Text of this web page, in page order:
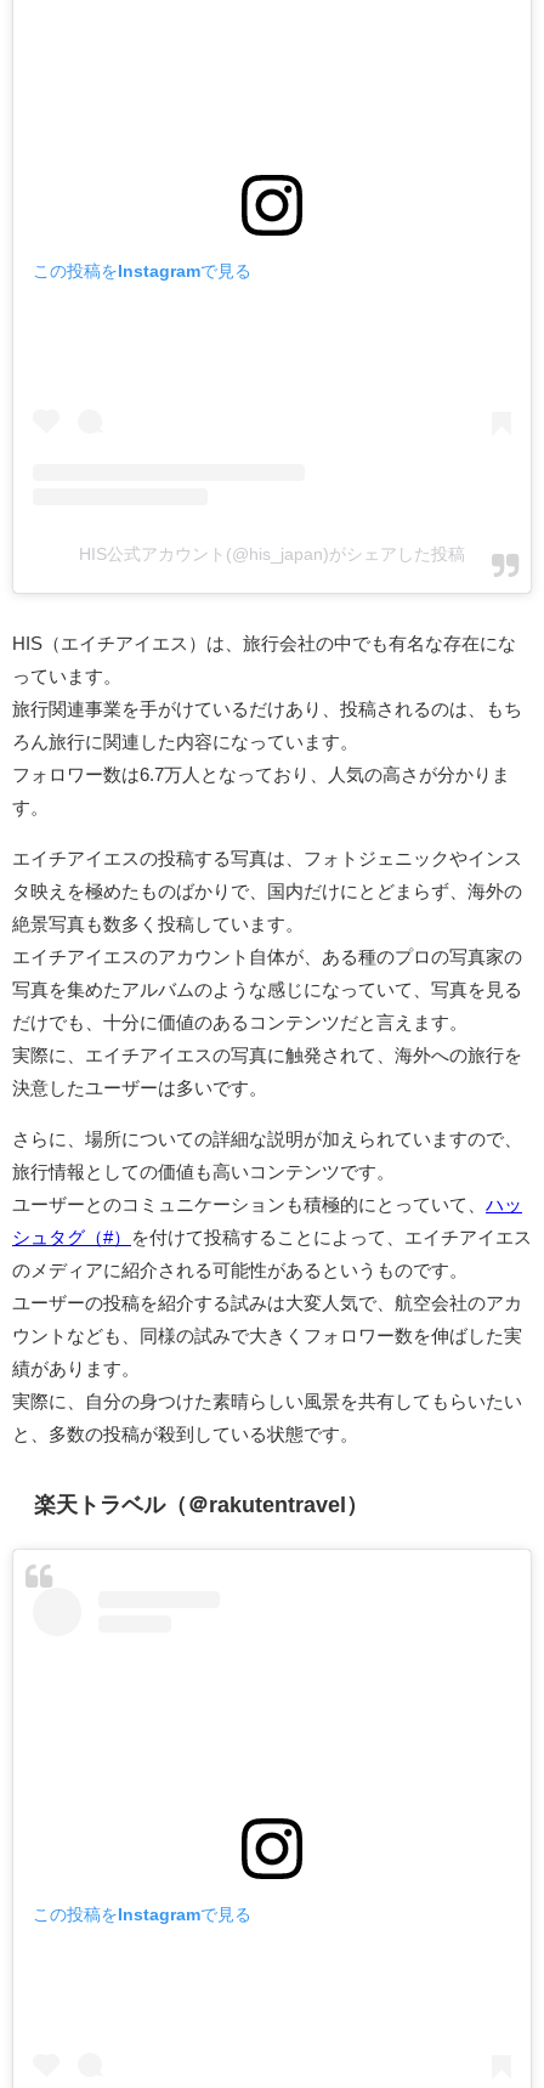
この投稿をInstagramで見る
HIS公式アカウント(@his_japan)がシェアした投稿
HIS（エイチアイエス）は、旅行会社の中でも有名な存在にな
っています。
旅行関連事業を手がけているだけあり、投稿されるのは、もち
ろん旅行に関連した内容になっています。
フォロワー数は6.7万人となっており、人気の高さが分かりま
す。
エイチアイエスの投稿する写真は、フォトジェニックやインス
タ映えを極めたものばかりで、国内だけにとどまらず、海外の
絶景写真も数多く投稿しています。
エイチアイエスのアカウント自体が、ある種のプロの写真家の
写真を集めたアルバムのような感じになっていて、写真を見る
だけでも、十分に価値のあるコンテンツだと言えます。
実際に、エイチアイエスの写真に触発されて、海外への旅行を
決意したユーザーは多いです。
さらに、場所についての詳細な説明が加えられていますので、
旅行情報としての価値も高いコンテンツです。
ユーザーとのコミュニケーションも積極的にとっていて、 ハッ
シュタグ（#）
を付けて投稿することによって、エイチアイエス
のメディアに紹介される可能性があるというものです。
ユーザーの投稿を紹介する試みは大変人気で、航空会社のアカ
ウントなども、同様の試みで大きくフォロワー数を伸ばした実
績があります。
実際に、自分の身つけた素晴らしい風景を共有してもらいたい
と、多数の投稿が殺到している状態です。
楽天トラベル（＠rakutentravel）
この投稿をInstagramで見る